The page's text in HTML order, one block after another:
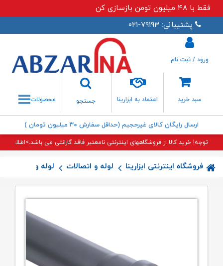
فقط با ۴۸ میلیون تومن بازسازی کن
پشتیبانی: ۷۹۱۹۳-۰۲۱
سبد خرید اعتماد به ابزارینا
جستجو
جستجو
ورود / ثبت نام
محصولات
ارسال رایگان کالای غیرحجیم (حداقل سفارش ۳۰ میلیون تومان )
توجه! خرید کالا از فروشگاههای اینترنتی نامعتبر فاقد گارانتی می باشد.>اطلاعات
فروشگاه اینترنتی ابزارینا لوله و اتصالات لوله و